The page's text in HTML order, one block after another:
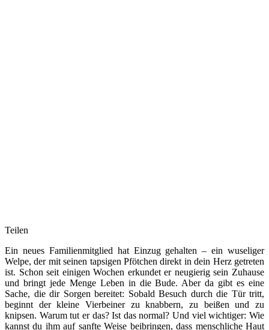
Teilen
Ein neues Familienmitglied hat Einzug gehalten – ein wuseliger
Welpe, der mit seinen tapsigen Pfötchen direkt in dein Herz getreten
ist. Schon seit einigen Wochen erkundet er neugierig sein Zuhause
und bringt jede Menge Leben in die Bude. Aber da gibt es eine
Sache, die dir Sorgen bereitet: Sobald Besuch durch die Tür tritt,
beginnt der kleine Vierbeiner zu knabbern, zu beißen und zu
knipsen. Warum tut er das? Ist das normal? Und viel wichtiger: Wie
kannst du ihm auf sanfte Weise beibringen, dass menschliche Haut